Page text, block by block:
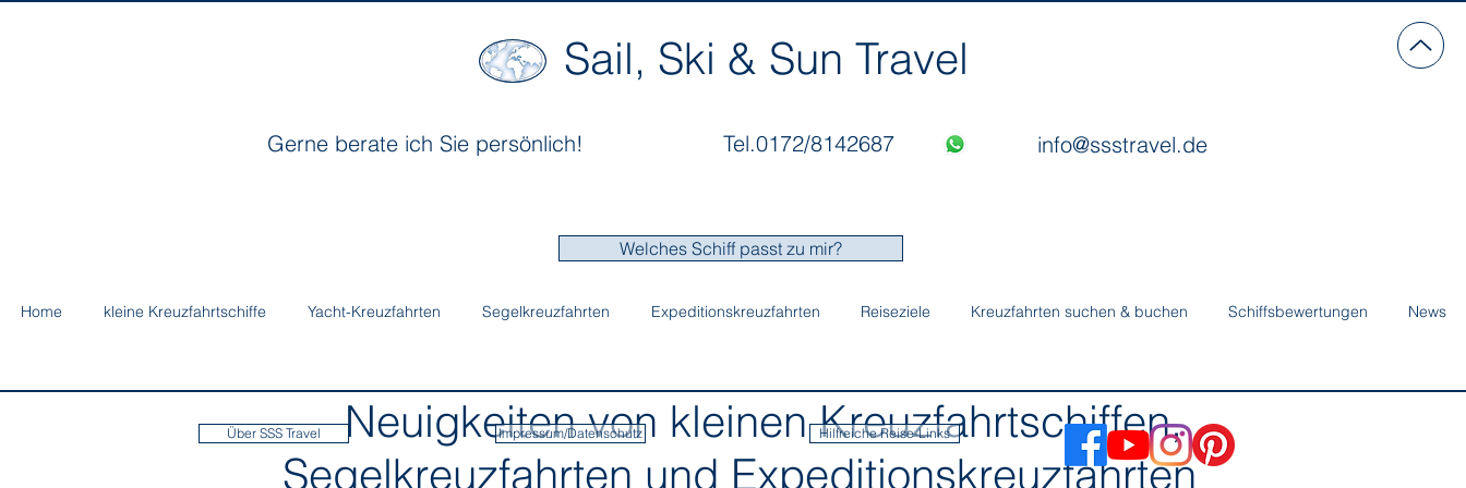
Sail, Ski & Sun Travel
Gerne berate ich Sie persönlich! Tel.0172/8142687 info@ssstravel.de
Welches Schiff passt zu mir?
Home kleine Kreuzfahrtschiffe Yacht-Kreuzfahrten Segelkreuzfahrten Expeditionskreuzfahrten Reiseziele Kreuzfahrten suchen & buchen Schiffsbewertungen News
Neuigkeiten von kleinen Kreuzfahrtschiffen,
Segelkreuzfahrten und Expeditionskreuzfahrten
Über SSS Travel Impressum/Datenschutz Hilfreiche Reise-Links